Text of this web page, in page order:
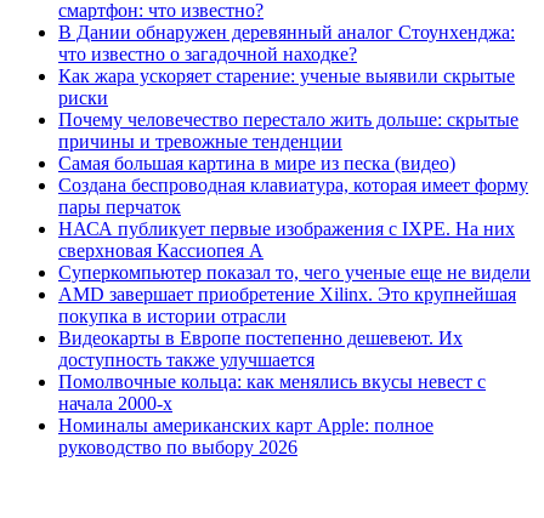
смартфон: что известно?
В Дании обнаружен деревянный аналог Стоунхенджа:
что известно о загадочной находке?
Как жара ускоряет старение: ученые выявили скрытые
риски
Почему человечество перестало жить дольше: скрытые
причины и тревожные тенденции
Самая большая картина в мире из песка (видео)
Создана беспроводная клавиатура, которая имеет форму
пары перчаток
НАСА публикует первые изображения с IXPE. На них
сверхновая Кассиопея А
Суперкомпьютер показал то, чего ученые еще не видели
AMD завершает приобретение Xilinx. Это крупнейшая
покупка в истории отрасли
Видеокарты в Европе постепенно дешевеют. Их
доступность также улучшается
Помолвочные кольца: как менялись вкусы невест с
начала 2000-х
Номиналы американских карт Apple: полное
руководство по выбору 2026